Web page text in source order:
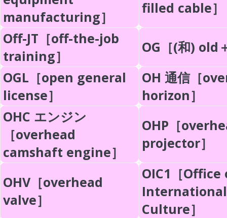
manufacturing］
filled cable］
Off-JT［off-the-job
training］
OG［(和) old
OGL［open general
license］
OH 通信［
horizon］
OHC エンジン
［overhead
camshaft engine］
OHP［
projector］
OHV［overhead
valve］
OIC1［Office
International
Culture］